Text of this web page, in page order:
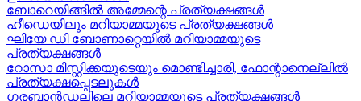
ബോറെയിങ്ങിൽ അമ്മേന്റെ പ്രത്യക്ഷങ്ങൾ
ഹീഡെയിലും മറിയാമ്മയുടെ പ്രത്യക്ഷങ്ങൾ
ഘിയേ ഡി ബോണാറ്റെയിൽ മറിയാമ്മയുടെ
പ്രത്യക്ഷങ്ങൾ
റോസാ മിസ്റ്റിക്കയുടെയും മൊണ്ടിച്ചാരി, ഫോന്റാനെല്ലിൽ
പ്രത്യക്ഷപ്പെടലുകൾ
ഗരബാൻഡലിലെ മറിയാമ്മയുടെ പ്രത്യക്ഷങ്ങൾ